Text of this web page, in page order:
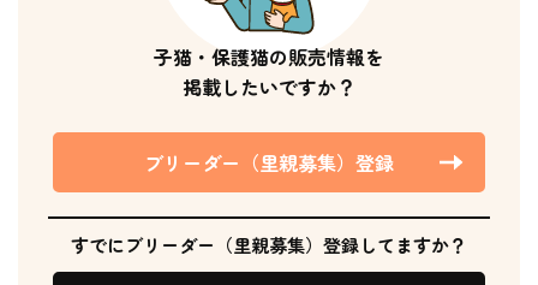
子猫・保護猫の販売情報を
掲載したいですか？
ブリーダー（里親募集）登録
すでにブリーダー（里親募集）登録してますか？